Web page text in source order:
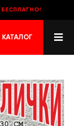
БЕСПЛАТНО!
КАТАЛОГ